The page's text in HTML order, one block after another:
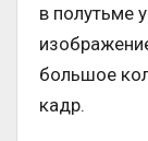
в полутьме
большое
кадр.